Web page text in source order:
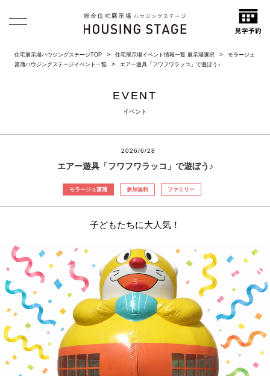
住宅展示場ハウジングステージTOP 住宅展示場イベント情報一覧 展示場選択
モラージュ
菖蒲ハウジングステージイベント一覧
エアー遊具「フワフワラッコ」で遊ぼう♪
EVENT
イベント
2026/6/28
エアー遊具「フワフワラッコ」で遊ぼう♪
モラージュ菖蒲 参加無料 ファミリー
子どもたちに大人気！